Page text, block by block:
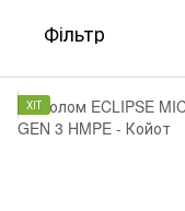
Фільтр
ХІТ